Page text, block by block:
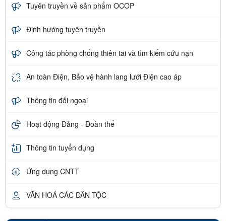
Tuyên truyền về sản phẩm OCOP
Định hướng tuyên truyền
Công tác phòng chống thiên tai và tìm kiếm cứu nạn
An toàn Điện, Bảo vệ hành lang lưới Điện cao áp
Thông tin đối ngoại
Hoạt động Đảng - Đoàn thể
Thông tin tuyển dụng
Ứng dụng CNTT
VĂN HOÁ CÁC DÂN TỘC